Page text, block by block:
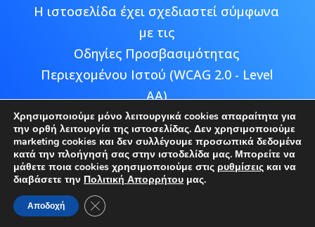
Η ιστοσελίδα έχει σχεδιαστεί σύμφωνα
με τις
Οδηγίες Προσβασιμότητας
Περιεχομένου Ιστού (WCAG 2.0 - Level
AA)
Copyright © 2026 ΔΕΥΑ Θερμαϊκού |
Developed by
Χρησιμοποιούμε μόνο λειτουργικά cookies απαραίτητα για
την ορθή λειτουργία της ιστοσελίδας. Δεν χρησιμοποιούμε
marketing cookies και δεν συλλέγουμε προσωπικά δεδομένα
κατά την πλοήγησή σας στην ιστοδελίδα μας. Μπορείτε να
μάθετε ποια cookies χρησιμοποιούμε στις ρυθμίσεις και να
διαβάσετε την Πολιτική Απορρήτου μας.
Αποδοχή Κλείσιμο του Cookie banner για το GDPR